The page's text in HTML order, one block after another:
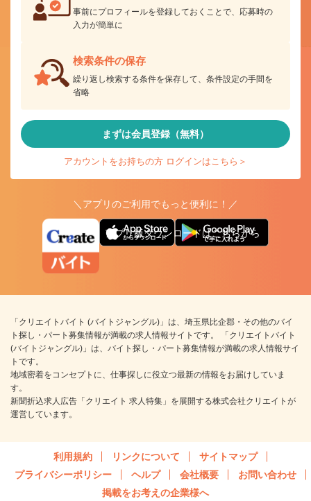
事前にプロフィールを登録しておくことで、応募時の
入力が簡単に
検索条件の保存
繰り返し検索する条件を保存して、条件設定の手間を
省略
まずは会員登録（無料）
アカウントをお持ちの方 ログインはこちら＞
＼アプリのご利用でもっと便利に！／
アプリ版ダウンロードはこちらから
「クリエイトバイト (バイトジャングル)」は、埼玉県比企郡・その他のバイ
ト探し・パート募集情報が満載の求人情報サイトです。 「クリエイトバイト
(バイトジャングル)」は、バイト探し・パート募集情報が満載の求人情報サイ
トです。
地域密着をコンセプトに、仕事探しに役立つ最新の情報をお届けしていま
す。
新聞折込求人広告「クリエイト 求人特集」を展開する株式会社クリエイトが
運営しています。
利用規約 リンクについて
サイトマップ
プライバシーポリシー
ヘルプ 会社概要
お問い合わせ
掲載をお考えの企業様へ